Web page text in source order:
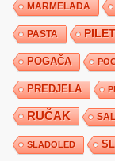
MARMELADA
PASTA
POGAČA
PREDJELA
RUČAK
SLADOLED